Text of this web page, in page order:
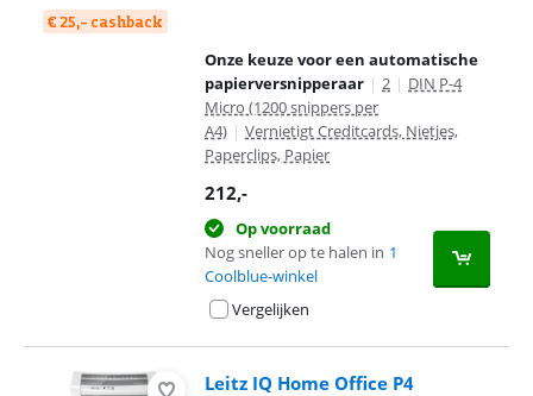
€ 25,- cashback
Onze keuze voor een automatische
papierversnipperaar | 2 | DIN P-4
Micro (1200 snippers per
A4) | Vernietigt Creditcards, Nietjes,
Paperclips, Papier
212,-
Op voorraad
Nog sneller op te halen in 1
Coolblue-winkel
Vergelijken
Leitz IQ Home Office P4